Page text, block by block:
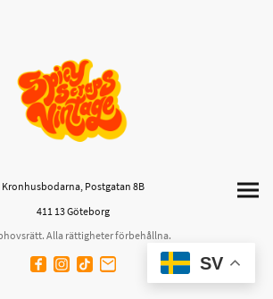
Kronhusbodarna, Postgatan 8B
411 13 Göteborg
Alla rättigheter förbehållna.
SV